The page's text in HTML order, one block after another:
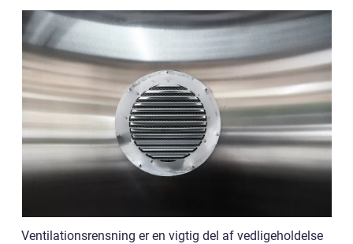
Ventilationsrensning er en vigtig del af vedligeholdelse